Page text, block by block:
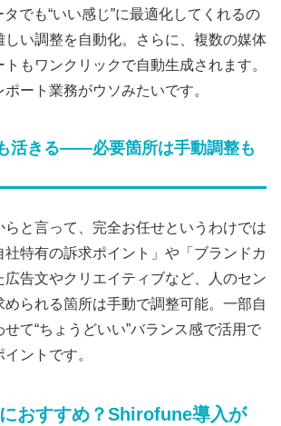
でも“いい感じ”に最適化してくれるの
しい調整を自動化。さらに、複数の媒体
もワンクリックで自動生成されます。
ート業務がウソみたいです。
活きる――必要箇所は手動調整も
らと言って、完全お任せというわけでは
社特有の訴求ポイント」や「ブランドカ
広告文やクリエイティブなど、人のセン
められる箇所は手動で調整可能。一部自
て“ちょうどいい”バランス感で活用で
ントです。
おすすめ？Shirofune導入が